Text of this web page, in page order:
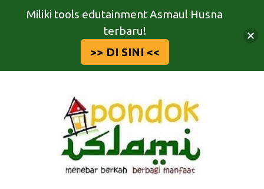
Miliki tools edutainment Asmaul Husna
terbaru!
>> DI SINI <<